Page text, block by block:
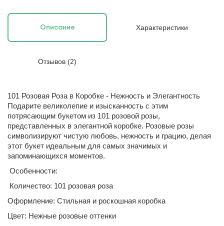
Описание Характеристики
Отзывов (2)
101 Розовая Роза в Коробке - Нежность и Элегантность
Подарите великолепие и изысканность с этим
потрясающим букетом из 101 розовой розы,
представленных в элегантной коробке. Розовые розы
символизируют чистую любовь, нежность и грацию, делая
этот букет идеальным для самых значимых и
запоминающихся моментов.
Особенности:
Количество: 101 розовая роза
Оформление: Стильная и роскошная коробка
Цвет: Нежные розовые оттенки